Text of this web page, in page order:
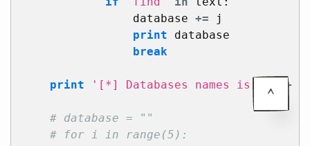
database +=
j
print
database
break
print '[*] Databases names is : ' +
^